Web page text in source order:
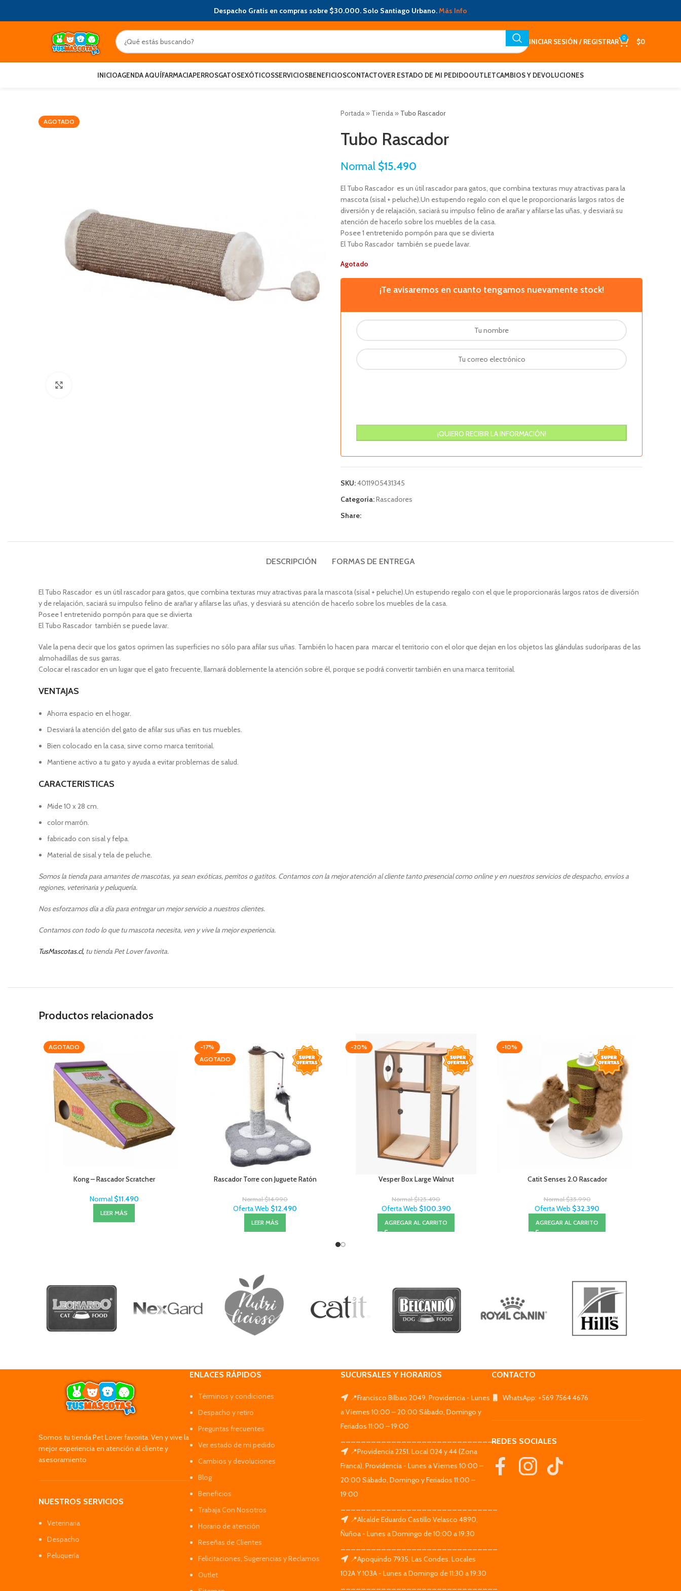
Despacho Gratis en compras sobre $30.000. Solo Santiago Urbano.Más Info
INICIAR SESIÓN / REGISTRAR 0 $0
INICIOAGENDA AQUÍFARMACIAPERROSGATOSEXÓTICOSSERVICIOSBENEFICIOSCONTACTOVER ESTADO DE MI PEDIDOOUTLETCAMBIOS Y DEVOLUCIONES
AGOTADO
Portada » Tienda » Tubo Rascador
Tubo Rascador
Normal $15.490
El Tubo Rascador es un útil rascador para gatos, que combina texturas muy atractivas para la
mascota (sisal + peluche).Un estupendo regalo con el que le proporcionarás largos ratos de
diversión y de relajación, saciará su impulso felino de arañar y afilarse las uñas, y desviará su
atención de hacerlo sobre los muebles de la casa.
Posee 1 entretenido pompón para que se divierta
El Tubo Rascador también se puede lavar.
Agotado
¡Te avisaremos en cuanto tengamos nuevamente stock!
SKU:4011905431345
Categoría:Rascadores
Share:
DESCRIPCIÓN FORMAS DE ENTREGA
El Tubo Rascador es un útil rascador para gatos, que combina texturas muy atractivas para la mascota (sisal + peluche).Un estupendo regalo con el que le proporcionarás largos ratos de diversión
y de relajación, saciará su impulso felino de arañar y afilarse las uñas, y desviará su atención de hacerlo sobre los muebles de la casa.
Posee 1 entretenido pompón para que se divierta
El Tubo Rascador también se puede lavar.
Vale la pena decir que los gatos oprimen las superficies no sólo para afilar sus uñas. También lo hacen para marcar el territorio con el olor que dejan en los objetos las glándulas sudoríparas de las
almohadillas de sus garras.
Colocar el rascador en un lugar que el gato frecuente, llamará doblemente la atención sobre él, porque se podrá convertir también en una marca territorial.
VENTAJAS
Ahorra espacio en el hogar.
Desviará la atención del gato de afilar sus uñas en tus muebles.
Bien colocado en la casa, sirve como marca territorial.
Mantiene activo a tu gato y ayuda a evitar problemas de salud.
CARACTERISTICAS
Mide 10 x 28 cm.
color marrón.
fabricado con sisal y felpa.
Material de sisal y tela de peluche.
Somos la tienda para amantes de mascotas, ya sean exóticas, perritos o gatitos. Contamos con la mejor atención al cliente tanto presencial como online y en nuestros servicios de despacho, envíos a
regiones, veterinaria y peluquería.
Nos esforzamos día a día para entregar un mejor servicio a nuestros clientes.
Contamos con todo lo que tu mascota necesita, ven y vive la mejor experiencia.
TusMascotas.cl, tu tienda Pet Lover favorita.
Productos relacionados
AGOTADO
Kong – Rascador Scratcher
Normal $11.490
LEER MÁS
-17%
AGOTADO
Rascador Torre con Juguete Ratón
Normal$14.990
Oferta Web $12.490
LEER MÁS
-20%
Vesper Box Large Walnut
Normal$125.490
Oferta Web $100.390
AGREGAR AL CARRITO
-10%
Catit Senses 2.0 Rascador
Normal$35.990
Oferta Web $32.390
AGREGAR AL CARRITO
Somos tu tienda Pet Lover favorita. Ven y vive la
mejor experiencia en atención al cliente y
asesoramiento
NUESTROS SERVICIOS
Veterinaria
Despacho
Peluquería
ENLACES RÁPIDOS
Términos y condiciones
Despacho y retiro
Preguntas frecuentes
Ver estado de mi pedido
Cambios y devoluciones
Blog
Beneficios
Trabaja Con Nosotros
Horario de atención
Reseñas de Clientes
Felicitaciones, Sugerencias y Reclamos
Outlet
SUCURSALES Y HORARIOS
📍Francisco Bilbao 2049, Providencia - Lunes
a Viernes 10:00 – 20:00 Sábado, Domingo y
Feriados 11:00 – 19:00
_______________________________
📍Providencia 2251. Local 024 y 44 (Zona
Franca), Providencia - Lunes a Viernes 10:00 –
20:00 Sábado, Domingo y Feriados 11:00 –
19:00
📍Alcalde Eduardo Castillo Velasco 4890,
Ñuñoa - Lunes a Domingo de 10:00 a 19:30
📍Apoquindo 7935, Las Condes. Locales
102A Y 103A - Lunes a Domingo de 11:30 a 19:30
CONTACTO
WhatsApp: +569 7564 4676
REDES SOCIALES